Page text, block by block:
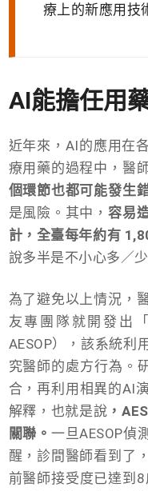
療上的新應用技
AI能擔任用
近年來，AI的應用在
療用藥的過程中，醫
個環節也都可能發生
是風險。其中，容易
計，全臺每年約有
說多半是不小心多／
為了避免以上情況，
友專團隊就開發出
AESOP），該系統利
究醫師的處方行為。
合，再利用相異的AI
解釋，也就是說 ，
關聯。 一旦AESOP偵
醒，診間醫師看到了
前醫師接受度已達到